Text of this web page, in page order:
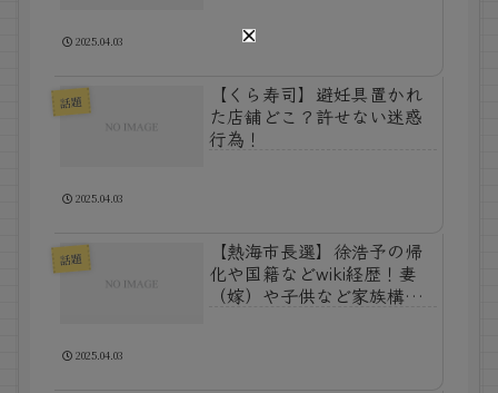
2025.04.03
話題
【くら寿司】避妊具置かれ
た店舗どこ？許せない迷惑
行為！
2025.04.03
話題
【熱海市長選】徐浩予の帰
化や国籍などwiki経歴！妻
（嫁）や子供など家族構
2025.04.03